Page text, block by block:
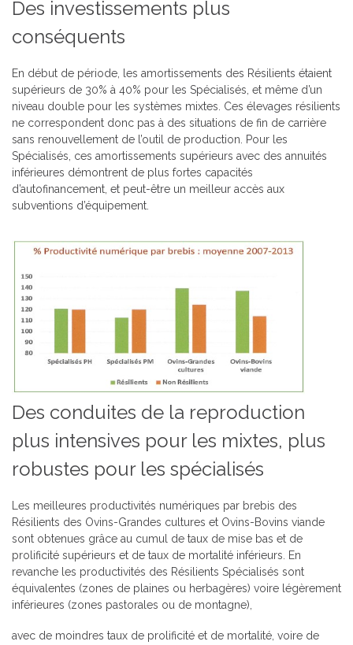
Des investissements plus
conséquents
En début de période, les amortissements des Résilients étaient
supérieurs de 30% à 40% pour les Spécialisés, et même d’un
niveau double pour les systèmes mixtes. Ces élevages résilients
ne correspondent donc pas à des situations de fin de carrière
sans renouvellement de l’outil de production. Pour les
Spécialisés, ces amortissements supérieurs avec des annuités
inférieures démontrent de plus fortes capacités
d’autofinancement, et peut-être un meilleur accès aux
subventions d’équipement.
Des conduites de la reproduction
plus intensives pour les mixtes, plus
robustes pour les spécialisés
Les meilleures productivités numériques par brebis des
Résilients des Ovins-Grandes cultures et Ovins-Bovins viande
sont obtenues grâce au cumul de taux de mise bas et de
prolificité supérieurs et de taux de mortalité inférieurs. En
revanche les productivités des Résilients Spécialisés sont
équivalentes (zones de plaines ou herbagères) voire légèrement
inférieures (zones pastorales ou de montagne),
avec de moindres taux de prolificité et de mortalité, voire de